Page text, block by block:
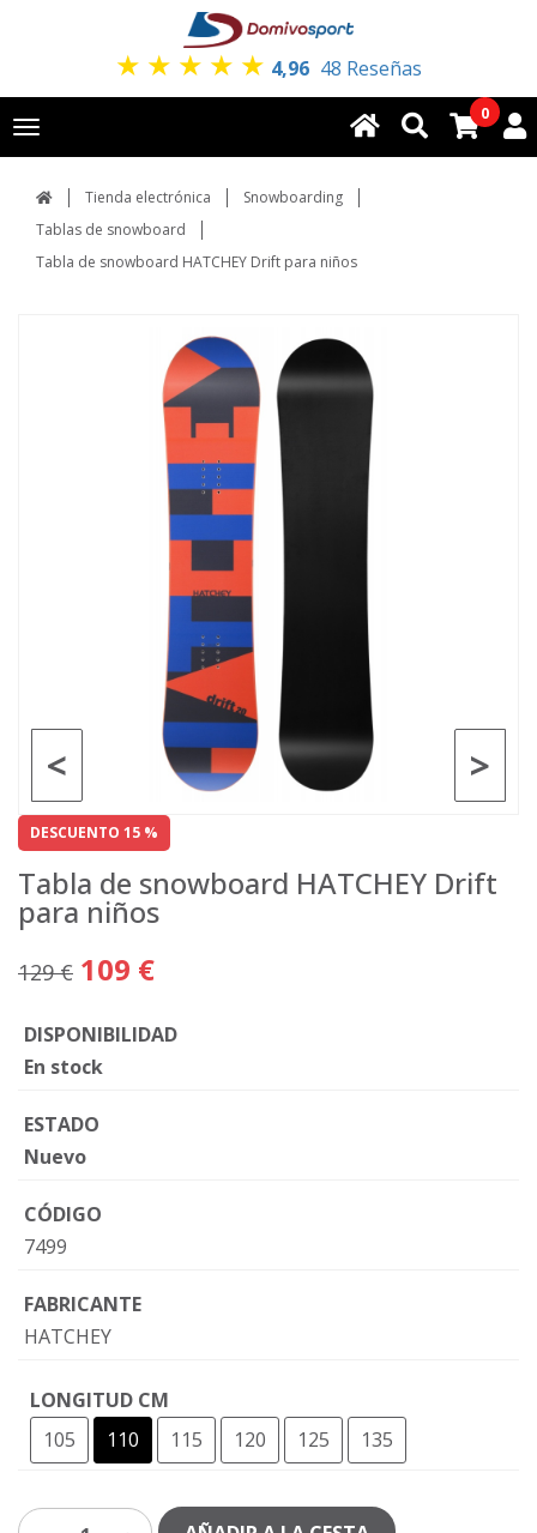
★ ★ ★ ★ ★ 4,96 48 Reseñas
Toggle
navigation
0
Tienda electrónica
Snowboarding
Tablas de snowboard
Tabla de snowboard HATCHEY Drift para niños
>
<
DESCUENTO 15 %
Tabla de snowboard HATCHEY Drift
para niños
129 € 109 €
DISPONIBILIDAD
En stock
ESTADO
Nuevo
CÓDIGO
7499
FABRICANTE
HATCHEY
LONGITUD CM
105
110 115 120 125 135